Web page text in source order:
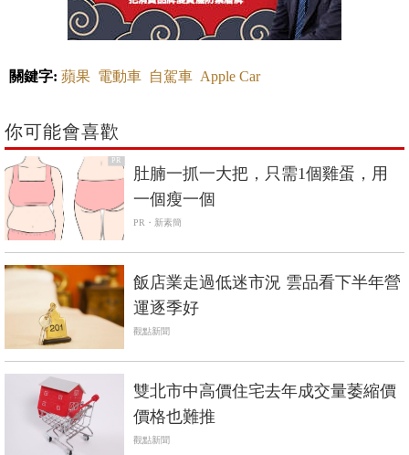
關鍵字: 蘋果 電動車 自駕車 Apple Car
你可能會喜歡
PR
肚腩一抓一大把，只需1個雞蛋，用
一個瘦一個
PR・新素簡
飯店業走過低迷市況 雲品看下半年營
運逐季好
觀點新聞
雙北市中高價住宅去年成交量萎縮價
價格也難推
觀點新聞